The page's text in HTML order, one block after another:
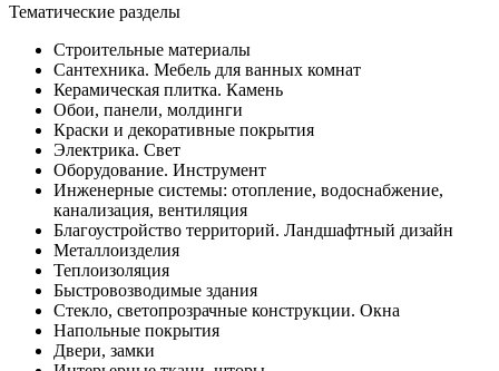
Тематические разделы
Строительные материалы
Сантехника. Мебель для ванных комнат
Керамическая плитка. Камень
Обои, панели, молдинги
Краски и декоративные покрытия
Электрика. Свет
Оборудование. Инструмент
Инженерные системы: отопление, водоснабжение,
канализация, вентиляция
Благоустройство территорий. Ландшафтный дизайн
Металлоизделия
Теплоизоляция
Быстровозводимые здания
Стекло, светопрозрачные конструкции. Окна
Напольные покрытия
Двери, замки